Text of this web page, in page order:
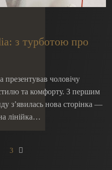
з турботою про
презентував чоловічу
та комфорту. З першим
з’явилась нова сторінка —
лінійка…
3